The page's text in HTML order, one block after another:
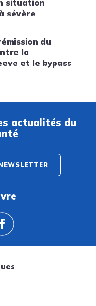
situation
sévère
du
la
et le bypass
actualités du